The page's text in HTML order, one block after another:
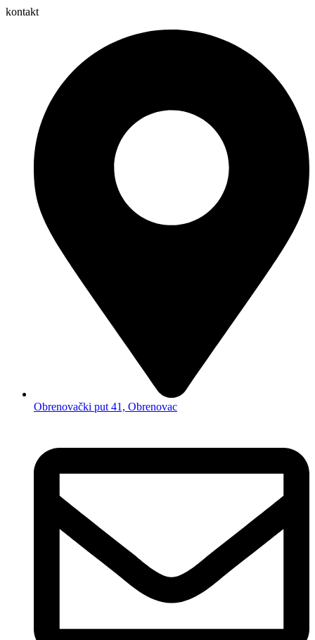
kontakt
Obrenovački put 41, Obrenovac